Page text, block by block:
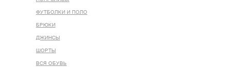
ФУТБОЛКИ И ПОЛО
БРЮКИ
ДЖИНСЫ
ШОРТЫ
ВСЯ ОБУВЬ